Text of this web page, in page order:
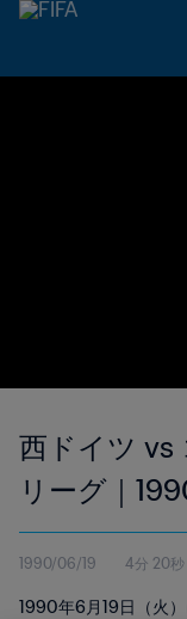
西ドイツ vs
リーグ｜
イタリア｜
1990/06/19 4分 20秒
1990年6月19日（火